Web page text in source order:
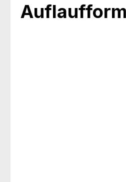
Auflaufform